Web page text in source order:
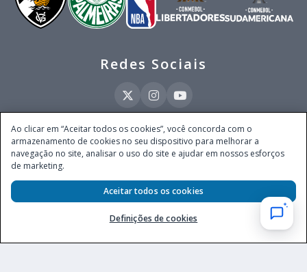
Redes Sociais
Este site é operado pela Ventmear Brasil LTDA (CNPJ 52.868.380/0001-84), com
endereço na Avenida Brigadeiro Faria Lima, nº 4.055, 3º andar, Itaim Bibi, no
Município de São Paulo, Estado de São Paulo, CEP 04538-133, Brasil - empresa
autorizada a operar apostas de quota fixa em todo território nacional pela
Secretaria de Prêmios e Apostas do Ministério da Fazenda, conforme Portaria nº
247, de 07.02.2025, publicada no DOU em 11.2.2025.
Ao clicar em “Aceitar todos os cookies”, você concorda com o
armazenamento de cookies no seu dispositivo para melhorar a
navegação no site, analisar o uso do site e ajudar em nossos esforços
de marketing.
Definições de cookies
Aceitar todos os cookies